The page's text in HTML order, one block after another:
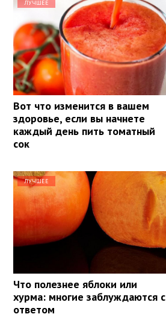
ЛУЧШЕЕ
Вот что изменится в вашем
здоровье, если вы начнете
каждый день пить томатный
сок
ЛУЧШЕЕ
Что полезнее яблоки или
хурма: многие заблуждаются с
ответом